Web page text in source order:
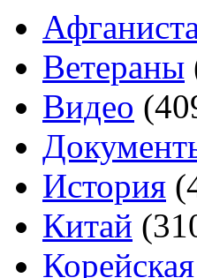
Ветераны
Видео
История
Китай